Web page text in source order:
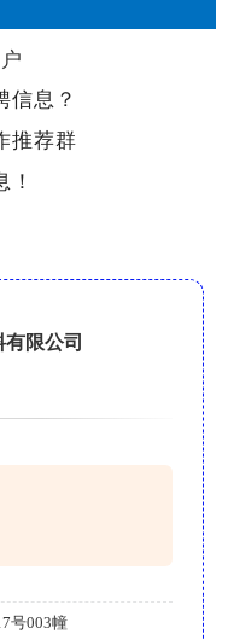
信息？
推荐群
限公司
号003幢